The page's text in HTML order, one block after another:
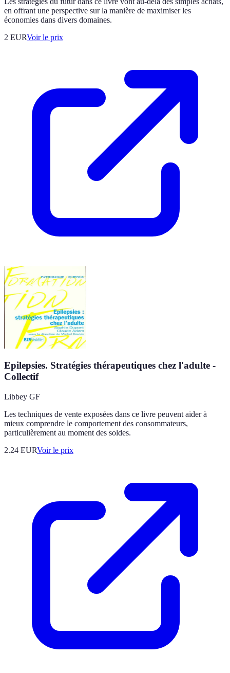
en offrant une perspective sur la manière de maximiser les
économies dans divers domaines.
2 EURVoir le prix
Epilepsies. Stratégies thérapeutiques chez l'adulte -
Collectif
Libbey GF
Les techniques de vente exposées dans ce livre peuvent aider à
mieux comprendre le comportement des consommateurs,
particulièrement au moment des soldes.
2.24 EURVoir le prix